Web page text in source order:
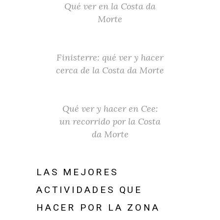
Qué ver en la Costa da
Morte
Finisterre: qué ver y hacer
cerca de la Costa da Morte
Qué ver y hacer en Cee:
un recorrido por la Costa
da Morte
LAS MEJORES
ACTIVIDADES QUE
HACER POR LA ZONA